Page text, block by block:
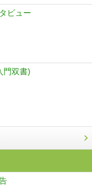
ビュー
門双書)